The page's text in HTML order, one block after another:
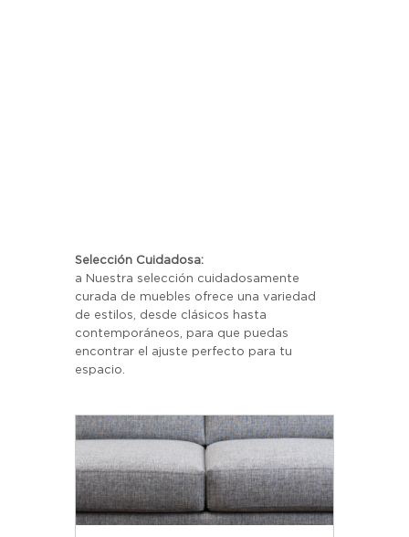
Selección Cuidadosa:
a Nuestra selección cuidadosamente
curada de muebles ofrece una variedad
de estilos, desde clásicos hasta
contemporáneos, para que puedas
encontrar el ajuste perfecto para tu
espacio.